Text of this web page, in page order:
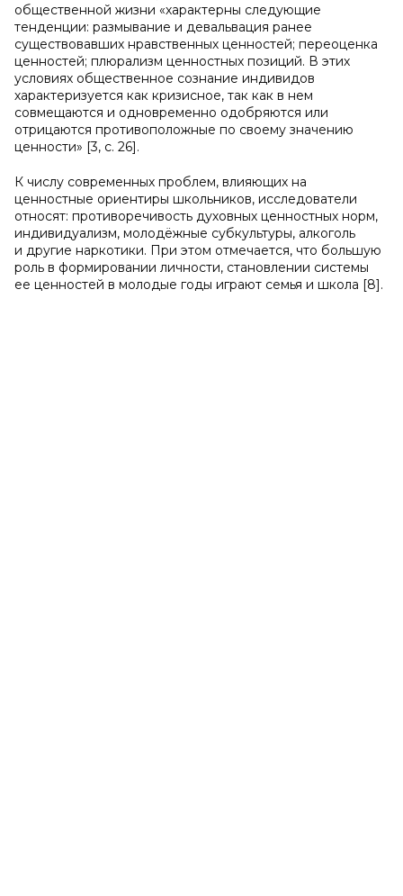
общественной жизни «характерны следующие
тенденции: размывание и девальвация ранее
существовавших нравственных ценностей; переоценка
ценностей; плюрализм ценностных позиций. В этих
условиях общественное сознание индивидов
характеризуется как кризисное, так как в нем
совмещаются и одновременно одобряются или
отрицаются противоположные по своему значению
ценности» [3, с. 26].
К числу современных проблем, влияющих на
ценностные ориентиры школьников, исследователи
относят: противоречивость духовных ценностных норм,
индивидуализм, молодёжные субкультуры, алкоголь
и другие наркотики. При этом отмечается, что большую
роль в формировании личности, становлении системы
ее ценностей в молодые годы играют семья и школа [8].